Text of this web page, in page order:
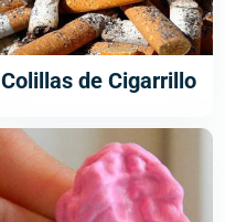
Colillas de Cigarrillo